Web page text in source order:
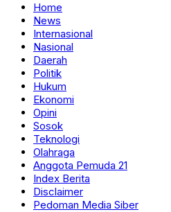
Home
News
Internasional
Nasional
Daerah
Politik
Hukum
Ekonomi
Opini
Sosok
Teknologi
Olahraga
Anggota Pemuda 21
Index Berita
Disclaimer
Pedoman Media Siber